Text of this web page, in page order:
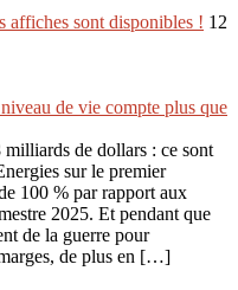
affiches sont disponibles ! 12
de vie compte plus que
de dollars : ce sont
sur le premier
100 % par rapport aux
2025. Et pendant que
de la guerre pour
de plus en […]